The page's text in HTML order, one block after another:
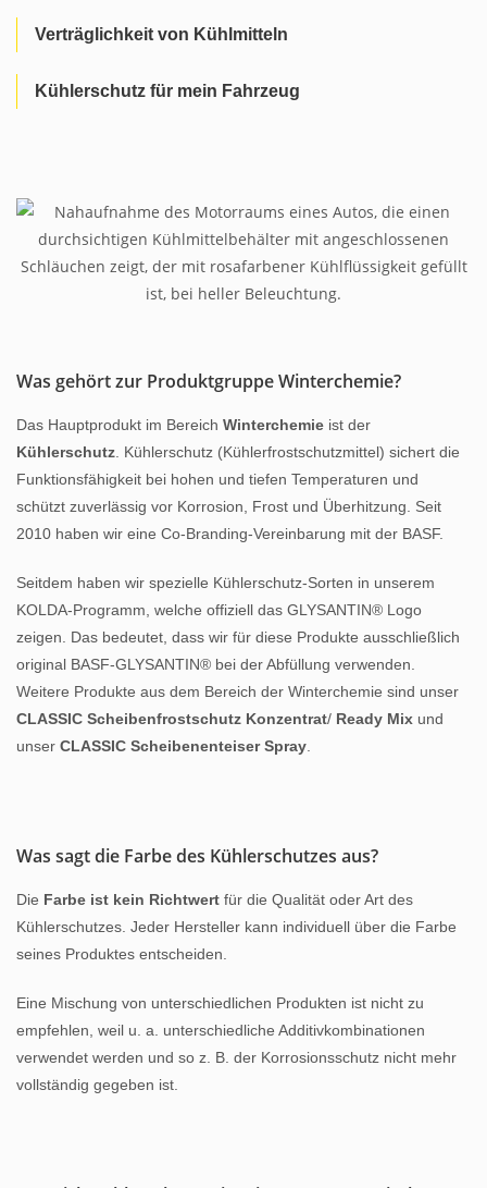
Verträglichkeit von Kühlmitteln
Kühlerschutz für mein Fahrzeug
Was gehört zur Produktgruppe Winterchemie?
Das Hauptprodukt im Bereich Winterchemie ist der
Kühlerschutz . Kühlerschutz (Kühlerfrostschutzmittel) sichert die
Funktionsfähigkeit bei hohen und tiefen Temperaturen und
schützt zuverlässig vor Korrosion, Frost und Überhitzung. Seit
2010 haben wir eine Co-Branding-Vereinbarung mit der BASF.
Seitdem haben wir spezielle Kühlerschutz-Sorten in unserem
KOLDA-Programm, welche offiziell das GLYSANTIN® Logo
zeigen. Das bedeutet, dass wir für diese Produkte ausschließlich
original BASF-GLYSANTIN® bei der Abfüllung verwenden.
Weitere Produkte aus dem Bereich der Winterchemie sind unser
CLASSIC Scheibenfrostschutz Konzentrat/ Ready Mix und
unser CLASSIC Scheibenenteiser Spray
Was sagt die Farbe des Kühlerschutzes aus?
Die Farbe ist kein Richtwert für die Qualität oder Art des
Kühlerschutzes. Jeder Hersteller kann individuell über die Farbe
seines Produktes entscheiden.
Eine Mischung von unterschiedlichen Produkten ist nicht zu
empfehlen, weil u. a. unterschiedliche Additivkombinationen
verwendet werden und so z. B. der Korrosionsschutz nicht mehr
vollständig gegeben ist.